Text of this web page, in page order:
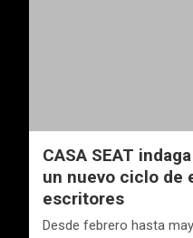
CASA SEAT
un nuevo ciclo de
escritores
Desde febrero hasta